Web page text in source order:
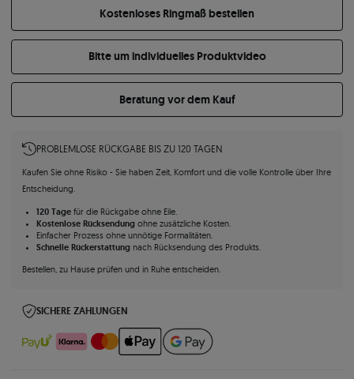
Kostenloses Ringmaß bestellen
Bitte um individuelles Produktvideo
Beratung vor dem Kauf
PROBLEMLOSE RÜCKGABE BIS ZU 120 TAGEN
Kaufen Sie ohne Risiko - Sie haben Zeit, Komfort und die volle Kontrolle über Ihre
Entscheidung.
120 Tagefür die Rückgabe ohne Eile.
Kostenlose Rücksendungohne zusätzliche Kosten.
Einfacher Prozess ohne unnötige Formalitäten.
Schnelle Rückerstattungnach Rücksendung des Produkts.
Bestellen, zu Hause prüfen und in Ruhe entscheiden.
SICHERE ZAHLUNGEN